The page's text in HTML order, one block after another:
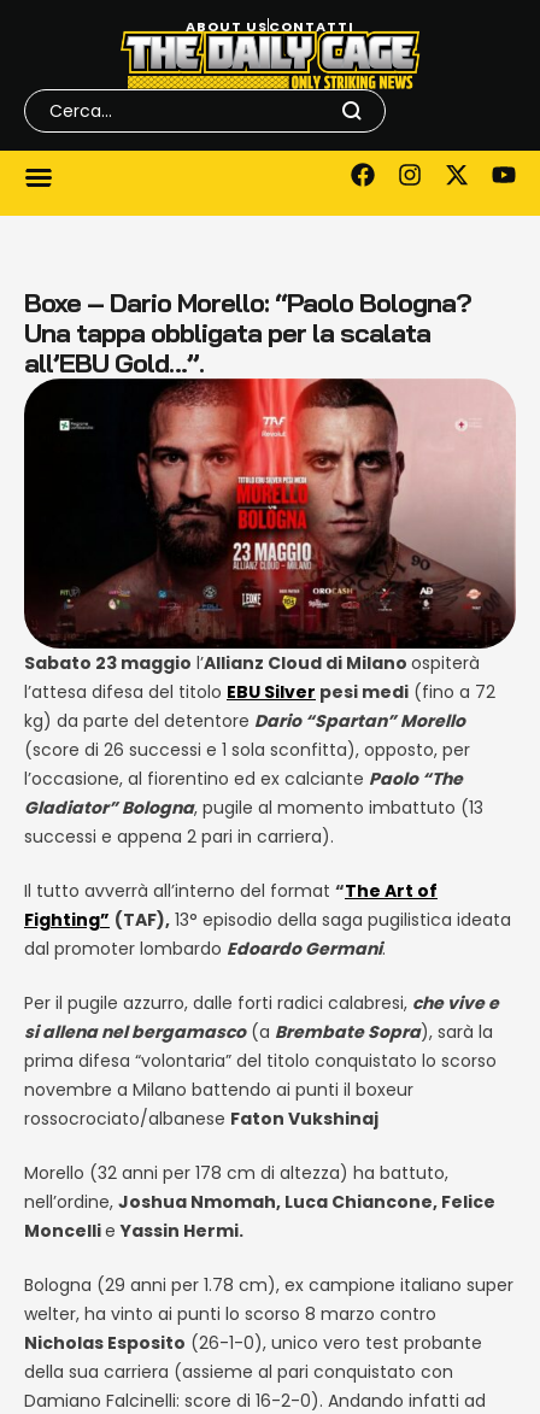
ABOUT USCONTATTI
Boxe – Dario Morello: “Paolo Bologna?
Una tappa obbligata per la scalata
all’EBU Gold…”.
Sabato 23 maggio l’Allianz Cloud di Milano ospiterà
l’attesa difesa del titolo EBU Silver pesi medi (fino a 72
kg) da parte del detentore Dario “Spartan” Morello
(score di 26 successi e 1 sola sconfitta), opposto, per
l’occasione, al fiorentino ed ex calciante Paolo “The
Gladiator” Bologna, pugile al momento imbattuto (13
successi e appena 2 pari in carriera).
Il tutto avverrà all’interno del format “The Art of
Fighting” (TAF), 13° episodio della saga pugilistica ideata
dal promoter lombardo Edoardo Germani.
Per il pugile azzurro, dalle forti radici calabresi, che vive e
si allena nel bergamasco(a Brembate Sopra), sarà la
prima difesa “volontaria” del titolo conquistato lo scorso
novembre a Milano battendo ai punti il boxeur
rossocrociato/albanese Faton Vukshinaj
Morello (32 anni per 178 cm di altezza) ha battuto,
nell’ordine, Joshua Nmomah, Luca Chiancone, Felice
MoncellieYassin Hermi.
Bologna (29 anni per 1.78 cm), ex campione italiano super
welter, ha vinto ai punti lo scorso 8 marzo contro
Nicholas Esposito (26-1-0), unico vero test probante
della sua carriera (assieme al pari conquistato con
Damiano Falcinelli: score di 16-2-0). Andando infatti ad